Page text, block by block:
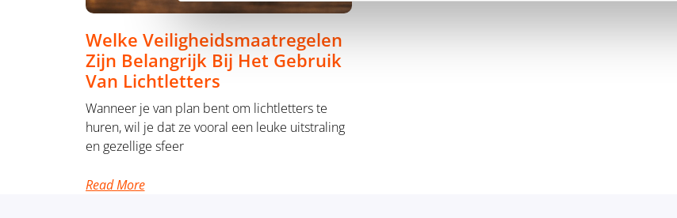
Welke Veiligheidsmaatregelen
Zijn Belangrijk Bij Het Gebruik
Van Lichtletters
Wanneer je van plan bent om lichtletters te
huren, wil je dat ze vooral een leuke uitstraling
en gezellige sfeer
Read More